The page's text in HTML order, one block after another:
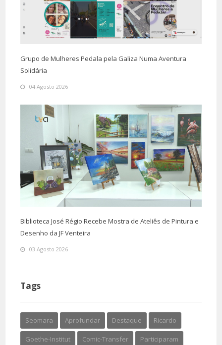
Grupo de Mulheres Pedala pela Galiza Numa Aventura
Solidária
04 Agosto 2026
Biblioteca José Régio Recebe Mostra de Ateliês de Pintura e
Desenho da JF Venteira
03 Agosto 2026
Tags
Seomara Aprofundar Destaque Ricardo
Goethe-Institut Comic-Transfer Participaram